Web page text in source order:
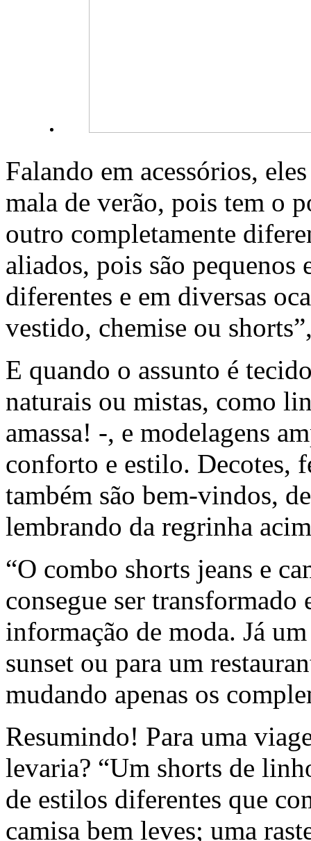
Falando em acessórios,
mala de verão, pois tem o
outro completamente
aliados, pois são pequenos
diferentes e em diversas
vestido, chemise ou
E quando o assunto é
naturais ou mistas, como
amassa! -, e modelagens
conforto e estilo. Decotes,
também são bem-vindos,
lembrando da regrinha
“O combo shorts jeans e
consegue ser
informação de moda. Já
sunset ou para um
mudando apenas os
Resumindo! Para uma
levaria? “Um shorts de
de estilos diferentes que
camisa bem leves; uma